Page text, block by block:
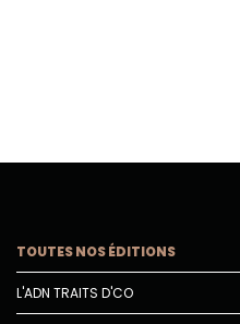
TOUTES NOS ÉDITIONS
L'ADN TRAITS D'CO